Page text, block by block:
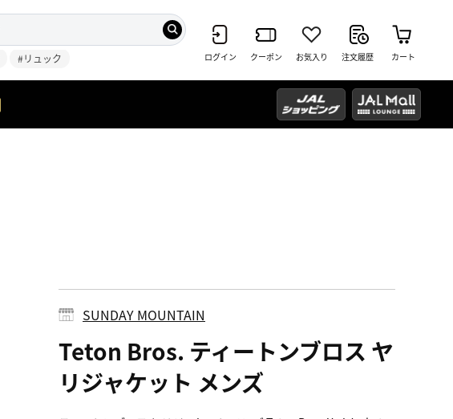
#リュック ログイン クーポン お気入り 注文履歴 カート
SUNDAY MOUNTAIN
Teton Bros. ティートンブロス ヤ
リジャケット メンズ